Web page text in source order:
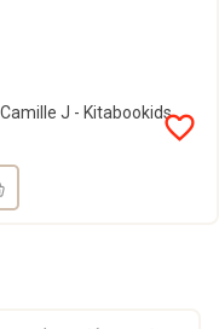
J - Kitabookidsfavorite_border